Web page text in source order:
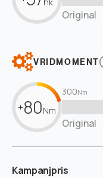
Original
VRIDMOMENT
+80Nm
300Nm
Original
Kampanjpris